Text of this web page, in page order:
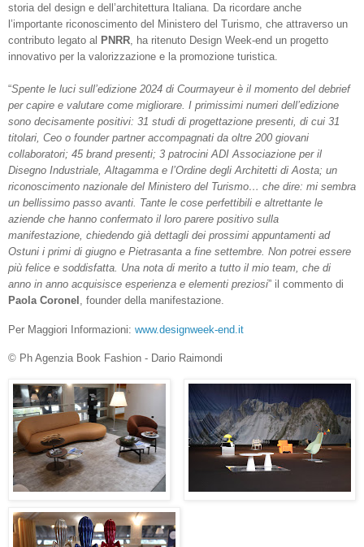
storia del design e dell’architettura Italiana. Da ricordare anche
l’importante riconoscimento del Ministero del Turismo, che attraverso un
contributo legato al PNRR , ha ritenuto Design Week-end un progetto
innovativo per la valorizzazione e la promozione turistica.
“Spente le luci sull’edizione 2024 di Courmayeur è il momento del debrief
per capire e valutare come migliorare. I primissimi numeri dell’edizione
sono decisamente positivi: 31 studi di progettazione presenti, di cui 31
titolari, Ceo o founder partner accompagnati da oltre 200 giovani
collaboratori; 45 brand presenti; 3 patrocini ADI Associazione per il
Disegno Industriale, Altagamma e l’Ordine degli Architetti di Aosta; un
riconoscimento nazionale del Ministero del Turismo… che dire: mi sembra
un bellissimo passo avanti. Tante le cose perfettibili e altrettante le
aziende che hanno confermato il loro parere positivo sulla
manifestazione, chiedendo già dettagli dei prossimi appuntamenti ad
Ostuni i primi di giugno e Pietrasanta a fine settembre. Non potrei essere
più felice e soddisfatta. Una nota di merito a tutto il mio team, che di
anno in anno acquisisce esperienza e elementi preziosi” il commento di
Paola Coronel
, founder della manifestazione.
Per Maggiori Informazioni: www.designweek-end.it
© Ph Agenzia Book Fashion - Dario Raimondi